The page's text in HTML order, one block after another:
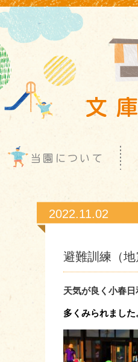
2022.11.02
避難訓練（
天気が良く小春
多くみられました